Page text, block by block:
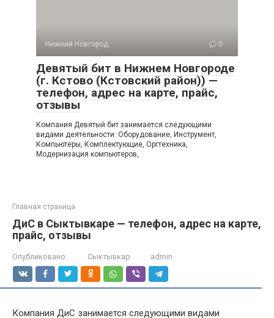
Нижний Новгород 0
Девятый бит в Нижнем Новгороде
(г. Кстово (Кстовский район)) —
телефон, адрес на карте, прайс,
отзывы
Компания Девятый бит занимается следующими
видами деятельности: Оборудование, Инструмент,
Компьютеры, Комплектующие, Оргтехника,
Модернизация компьютеров,
Главная страница
ДиС в Сыктывкаре — телефон, адрес на карте,
прайс, отзывы
Опубликовано: Сыктывкар admin
Компания ДиС занимается следующими видами